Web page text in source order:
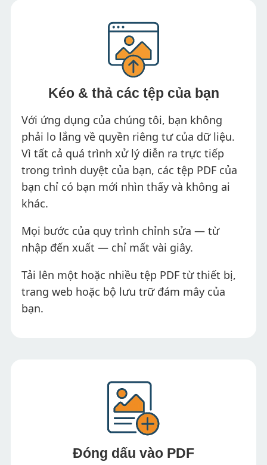
Kéo & thả các tệp của bạn
Với ứng dụng của chúng tôi, bạn không
phải lo lắng về quyền riêng tư của dữ liệu.
Vì tất cả quá trình xử lý diễn ra trực tiếp
trong trình duyệt của bạn, các tệp PDF của
bạn chỉ có bạn mới nhìn thấy và không ai
khác.
Mọi bước của quy trình chỉnh sửa — từ
nhập đến xuất — chỉ mất vài giây.
Tải lên một hoặc nhiều tệp PDF từ thiết bị,
trang web hoặc bộ lưu trữ đám mây của
bạn.
Đóng dấu vào PDF